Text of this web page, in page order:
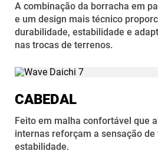
A combinação da borracha em
e um design mais técnico
durabilidade, estabilidade e
nas trocas de terrenos.
CABEDAL
Feito em malha confortável que
internas reforçam a sensação de
estabilidade.